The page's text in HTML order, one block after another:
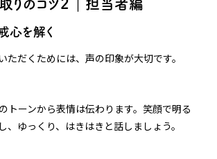
りのコツ２｜担当者編
心を解く
ただくためには、声の印象が大切です。
トーンから表情は伝わります。笑顔で明る
、ゆっくり、はきはきと話しましょう。